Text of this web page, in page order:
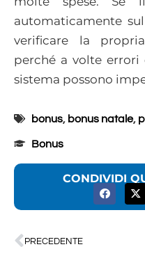
automaticamente
verificare la
perché a volte
sistema possono
bonus, bonus natale,
Bonus
CONDIVIDI
PRECEDENTE